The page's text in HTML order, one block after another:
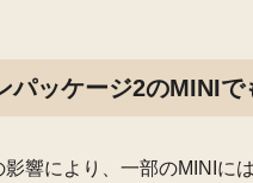
パッケージ2のMINI
響により、 一部のMINIに